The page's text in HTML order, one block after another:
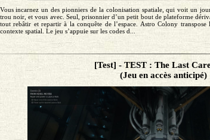
Vous incarnez un des pionniers de la colonisation spatiale, qui voit un
trou noir, et vous avec. Seul, prisonnier d’un petit bout de plateforme
tout rebâtir et repartir à la conquête de l’espace. Astro Colony
contexte spatial. Le jeu s’appuie sur les codes d...
[Test] - TEST : The Last
(Jeu en accès anticipé)